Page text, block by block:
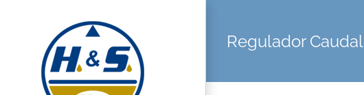
Regulador Caudal